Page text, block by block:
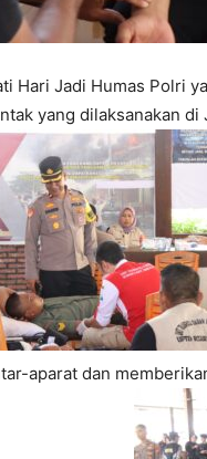
Hari Jadi Humas Polri
yang dilaksanakan
aparat dan